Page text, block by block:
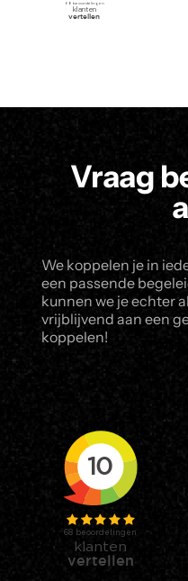
Vraag
We koppelen je in
een passende
kunnen we je echter
vrijblijvend aan een
koppelen!